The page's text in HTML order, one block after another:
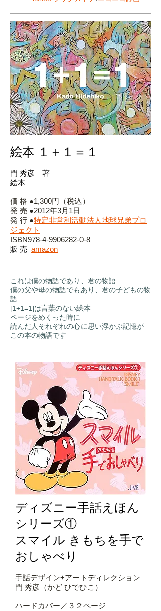
絵本 １＋１＝１
門 秀彦 著
絵本
価 格 ●1,300円（税込）
発 売 ●2012年3月1日
発 行 ●特定非営利活動法人地球兄弟プロ
ジェクト
ISBN978-4-9906282-0-8
販 売 amazon
これは僕の物語であり、君の物語
僕の父や母の物語でもあり、君の子どもの物
語
[1+1=1]は言葉のない絵本
ページをめくった時に
読んだ人それぞれの心に思い浮かぶ記憶が
この本の物語です
ディズニー手話えほん
シリーズ①
スマイル きもちを手で
おしゃべり
手話デザイン+アートディレクション
門 秀彦（かど ひでひこ）
ハードカバー／３２ページ